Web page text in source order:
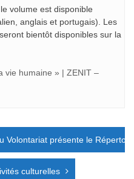
volume est disponible
anglais et portugais). Les
bientôt disponibles sur la
vie humaine » | ZENIT –
Volontariat présente le
culturelles